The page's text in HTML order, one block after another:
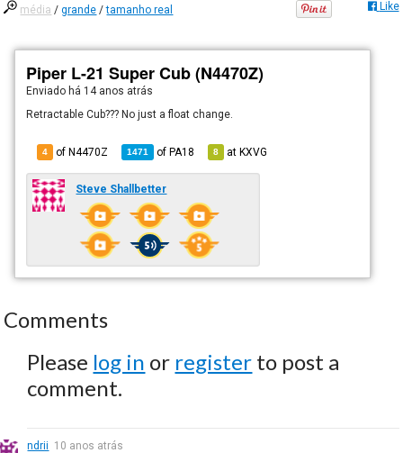
média /grande /tamanho real Like
Piper L-21 Super Cub (N4470Z)
Enviado há 14 anos atrás
Retractable Cub??? No just a float change.
4 of N4470Z 1471 ofPA18 8 atKXVG
Steve Shallbetter
Comments
Please log in or register to post a
comment.
ndrii 10 anos atrás